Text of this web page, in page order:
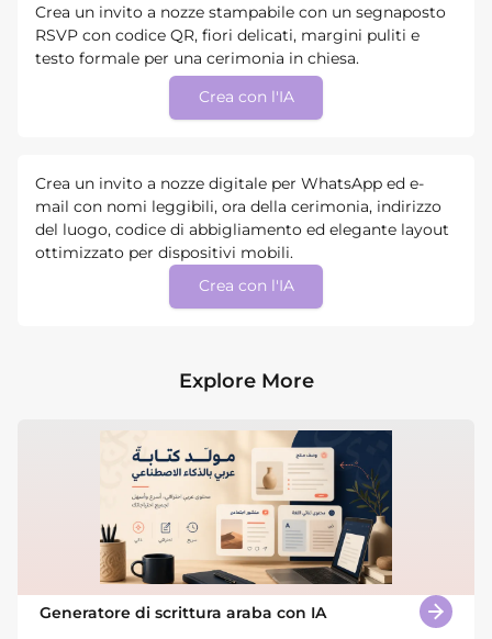
Crea un invito a nozze stampabile con un segnaposto
RSVP con codice QR, fiori delicati, margini puliti e
testo formale per una cerimonia in chiesa.
Crea con l'IA
Crea un invito a nozze digitale per WhatsApp ed e-
mail con nomi leggibili, ora della cerimonia, indirizzo
del luogo, codice di abbigliamento ed elegante layout
ottimizzato per dispositivi mobili.
Crea con l'IA
Explore More
Generatore di scrittura araba con IA